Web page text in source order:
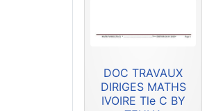
DOC TRAVAUX
DIRIGES MATHS
IVOIRE Tle C BY